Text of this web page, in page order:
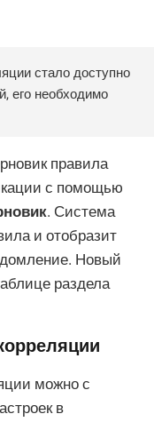
стало доступно
его необходимо
правила
с помощью
. Система
и отобразит
Новый
раздела
можно с
в